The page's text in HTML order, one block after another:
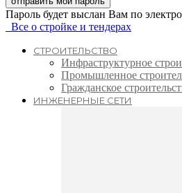
Пароль будет выслан Вам по
Все о стройке и тендерах
СТРОИТЕЛЬСТВО
Инфраструктурное
Промышленное
Гражданское
ИНЖЕНЕРНЫЕ СЕТИ